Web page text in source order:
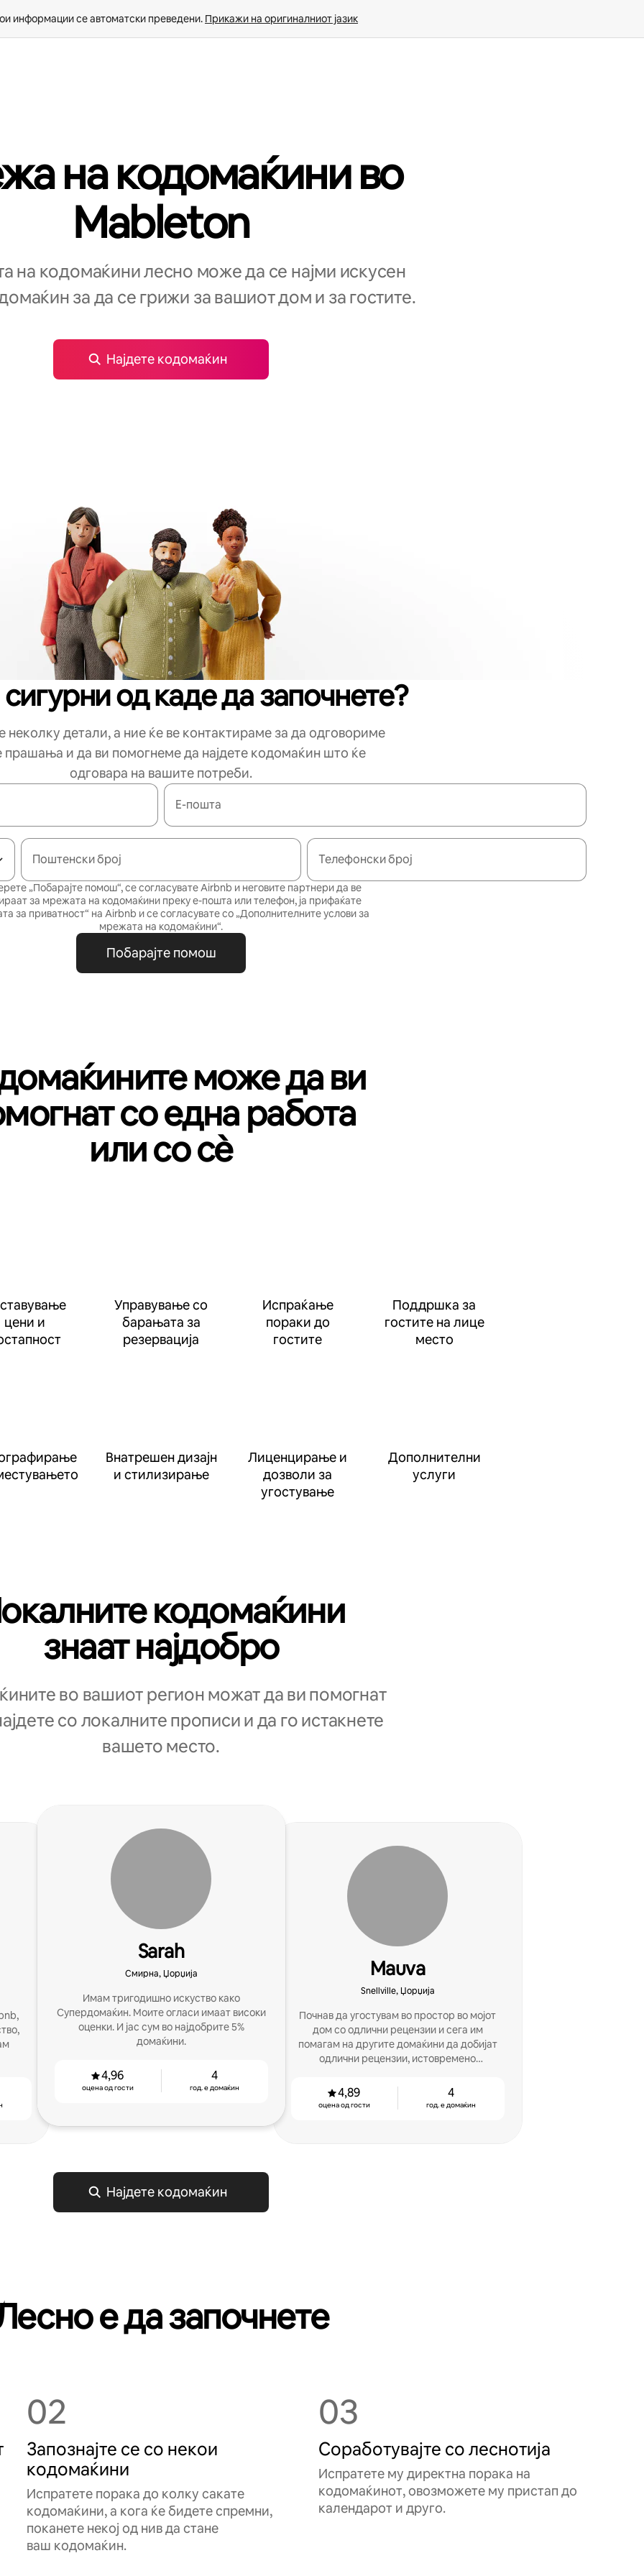
информации се автоматски преведени. Прикажи на оригиналниот јазик
на кодомаќини во
Mableton
на кодомаќини лесно може да се најми искусен
за да се грижи за вашиот дом и за гостите.
Најдете кодомаќин
од каде да започнете?
неколку детали, а ние ќе ве контактираме за да одговориме
прашања и да ви помогнеме да најдете кодомаќин што ќе
одговара на вашите потреби.
Е-пошта
Поштенски број Телефонски број
„Побарајте помош“, се согласувате Airbnb и неговите партнери да ве
за мрежата на кодомаќини преку е-пошта или телефон, ја прифаќате
за приватност“ на Airbnb и се согласувате со„Дополнителните услови за
мрежата на кодомаќини“.
Побарајте помош
може да ви
со една работа
или со сѐ
цени и
Управување со
барањата за
резервација
Испраќање
пораки до
гостите
Поддршка за
гостите на лице
место
Внатрешен дизајн
и стилизирање
Лиценцирање и
дозволи за
угостување
Дополнителни
услуги
кодомаќини
знаат најдобро
во вашиот регион можат да ви помогнат
со локалните прописи и да го истакнете
вашето место.
Sarah
Смирна, Џорџија
Имам тригодишно искуство како
Супердомаќин. Моите огласи имаат високи
оценки. И јас сум во најдобрите 5%
домаќини.
4,96
оцена од гости
4
год. е домаќин
Mauva
Snellville, Џорџија
Почнав да угостувам во простор во мојот
дом со одлични рецензии и сега им
помагам на другите домаќини да добијат
одлични рецензии, истовремено
заработка.
4,89
оцена од гости
4
год. е домаќин
Најдете кодомаќин
е да започнете
02
Запознајте се со некои
кодомаќини
Испратете порака до колку сакате
кодомаќини, а кога ќе бидете спремни,
поканете некој од нив да стане
ваш кодомаќин.
03
Соработувајте со леснотија
Испратете му директна порака на
кодомаќинот, овозможете му пристап до
календарот и друго.